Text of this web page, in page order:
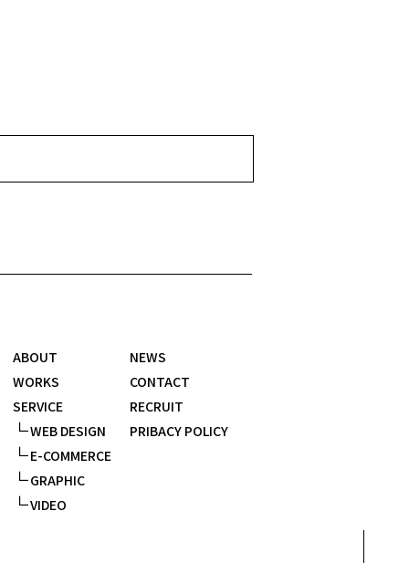
ABOUT
NEWS
WORKS
CONTACT
SERVICE
RECRUIT
∟WEB DESIGN
PRIBACY POLICY
∟E-COMMERCE
∟GRAPHIC
∟VIDEO